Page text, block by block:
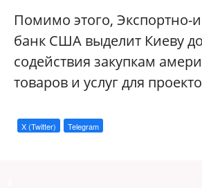
Помимо этого, Экспортно-
банк США выделит Киеву
содействия закупкам
товаров и услуг для
X (Twitter) Telegram